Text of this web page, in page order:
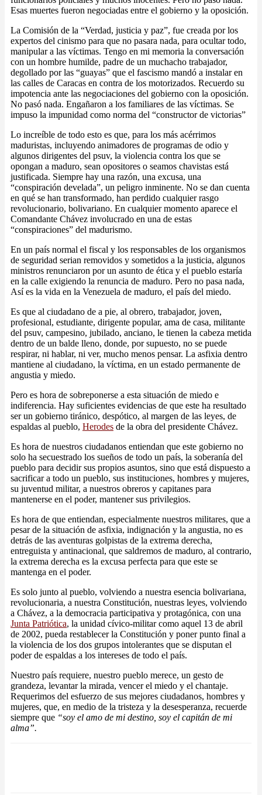
Esas muertes fueron negociadas entre el gobierno y la oposición.
La Comisión de la “Verdad, justicia y paz”, fue creada por los
expertos del cinismo para que no pasara nada, para ocultar todo,
manipular a las víctimas. Tengo en mi memoria la conversación
con un hombre humilde, padre de un muchacho trabajador,
degollado por las “guayas” que el fascismo mandó a instalar en
las calles de Caracas en contra de los motorizados. Recuerdo su
impotencia ante las negociaciones del gobierno con la oposición.
No pasó nada. Engañaron a los familiares de las víctimas. Se
impuso la impunidad como norma del “constructor de victorias”
Lo increíble de todo esto es que, para los más acérrimos
maduristas, incluyendo animadores de programas de odio y
algunos dirigentes del psuv, la violencia contra los que se
opongan a maduro, sean opositores o seamos chavistas está
justificada. Siempre hay una razón, una excusa, una
“conspiración develada”, un peligro inminente. No se dan cuenta
en qué se han transformado, han perdido cualquier rasgo
revolucionario, bolivariano. En cualquier momento aparece el
Comandante Chávez involucrado en una de estas
“conspiraciones” del madurismo.
En un país normal el fiscal y los responsables de los organismos
de seguridad serian removidos y sometidos a la justicia, algunos
ministros renunciaron por un asunto de ética y el pueblo estaría
en la calle exigiendo la renuncia de maduro. Pero no pasa nada,
Así es la vida en la Venezuela de maduro, el país del miedo.
Es que al ciudadano de a pie, al obrero, trabajador, joven,
profesional, estudiante, dirigente popular, ama de casa, militante
del psuv, campesino, jubilado, anciano, le tienen la cabeza metida
dentro de un balde lleno, donde, por supuesto, no se puede
respirar, ni hablar, ni ver, mucho menos pensar. La asfixia dentro
mantiene al ciudadano, la víctima, en un estado permanente de
angustia y miedo.
Pero es hora de sobreponerse a esta situación de miedo e
indiferencia. Hay suficientes evidencias de que este ha resultado
ser un gobierno tiránico, despótico, al margen de las leyes, de
espaldas al pueblo, Herodes de la obra del presidente Chávez.
Es hora de nuestros ciudadanos entiendan que este gobierno no
solo ha secuestrado los sueños de todo un país, la soberanía del
pueblo para decidir sus propios asuntos, sino que está dispuesto a
sacrificar a todo un pueblo, sus instituciones, hombres y mujeres,
su juventud militar, a nuestros obreros y capitanes para
mantenerse en el poder, mantener sus privilegios.
Es hora de que entiendan, especialmente nuestros militares, que a
pesar de la situación de asfixia, indignación y la angustia, no es
detrás de las aventuras golpistas de la extrema derecha,
entreguista y antinacional, que saldremos de maduro, al contrario,
la extrema derecha es la excusa perfecta para que este se
mantenga en el poder.
Es solo junto al pueblo, volviendo a nuestra esencia bolivariana,
revolucionaria, a nuestra Constitución, nuestras leyes, volviendo
a Chávez, a la democracia participativa y protagónica, con una
Junta Patriótica, la unidad cívico-militar como aquel 13 de abril
de 2002, pueda restablecer la Constitución y poner punto final a
la violencia de los dos grupos intolerantes que se disputan el
poder de espaldas a los intereses de todo el país.
Nuestro país requiere, nuestro pueblo merece, un gesto de
grandeza, levantar la mirada, vencer el miedo y el chantaje.
Requerimos del esfuerzo de sus mejores ciudadanos, hombres y
mujeres, que, en medio de la tristeza y la desesperanza, recuerde
siempre que “soy el amo de mi destino, soy el capitán de mi
alma”.